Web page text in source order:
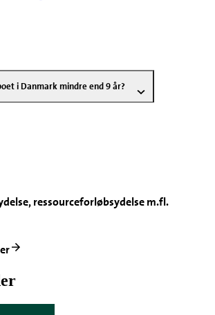
i Danmark mindre end 9 år?
ressourceforløbsydelse m.fl.